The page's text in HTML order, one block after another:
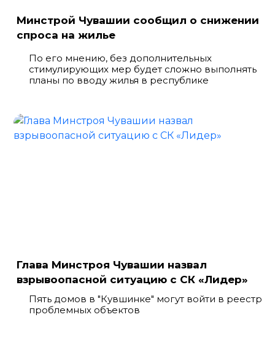
Минстрой Чувашии сообщил о снижении
спроса на жилье
По его мнению, без дополнительных
стимулирующих мер будет сложно выполнять
планы по вводу жилья в республике
Глава Минстроя Чувашии назвал
взрывоопасной ситуацию с СК «Лидер»
Пять домов в "Кувшинке" могут войти в реестр
проблемных объектов